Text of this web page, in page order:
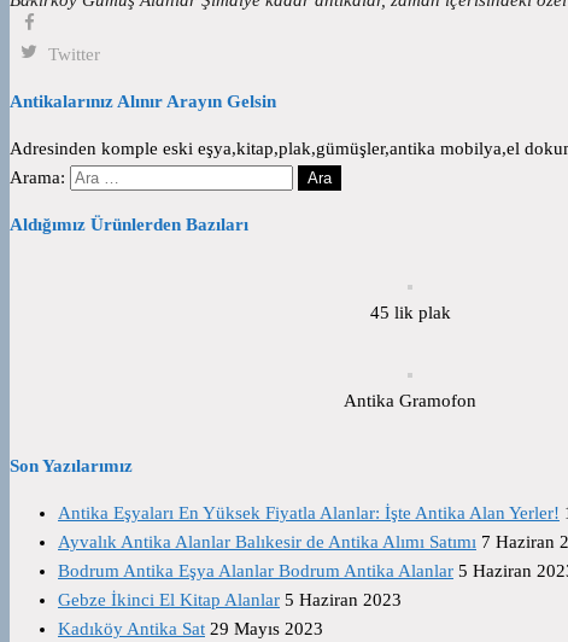
Twitter
Antikalarınız Alınır Arayın Gelsin
Adresinden komple eski eşya,kitap,plak,gümüşler,antika mobilya,el
Arama:
Aldığımız Ürünlerden Bazıları
45 lik plak
Antika Gramofon
Son Yazılarımız
Antika Eşyaları En Yüksek Fiyatla Alanlar: İşte Antika Alan Yerler!
Ayvalık Antika Alanlar Balıkesir de Antika Alımı Satımı 7 Haziran
Bodrum Antika Eşya Alanlar Bodrum Antika Alanlar 5 Haziran
Gebze İkinci El Kitap Alanlar 5 Haziran 2023
Kadıköy Antika Sat 29 Mayıs 2023